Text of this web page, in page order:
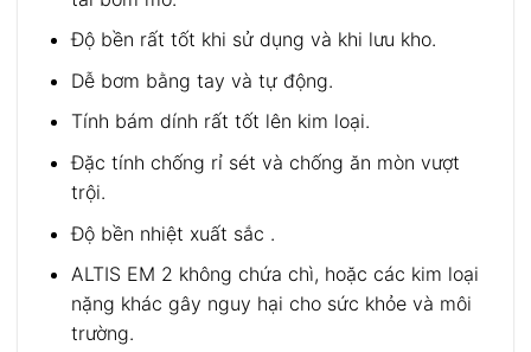
Độ bền rất tốt khi sử dụng và khi lưu kho.
Dễ bơm bằng tay và tự động.
Tính bám dính rất tốt lên kim loại.
Đặc tính chống rỉ sét và chống ăn mòn vượt
trội.
Độ bền nhiệt xuất sắc .
ALTIS EM 2 không chứa chì, hoặc các kim loại
nặng khác gây nguy hại cho sức khỏe và môi
trường.